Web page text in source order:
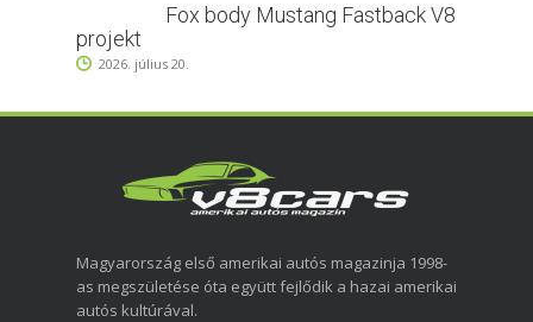
Fox body Mustang Fastback V8
projekt
2026. július 20.
Magyarország első amerikai autós magazinja 1998-
as megszületése óta együtt fejlődik a hazai amerikai
autós kultúrával.